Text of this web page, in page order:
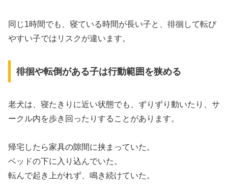
同じ1時間でも、寝ている時間が長い子と、徘徊して転び
やすい子ではリスクが違います。
徘徊や転倒がある子は行動範囲を狭める
老犬は、寝たきりに近い状態でも、ずりずり動いたり、サ
ークル内を歩き回ったりすることがあります。
帰宅したら家具の隙間に挟まっていた。
ベッドの下に入り込んでいた。
転んで起き上がれず、鳴き続けていた。